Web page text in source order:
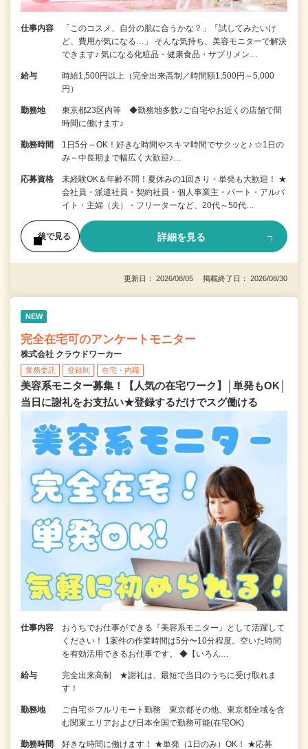
仕事内容
「このコスメ、自分の肌に合うかな？」「試してみたいけ
ど、費用が気になる…」 そんな気持ち、美容モニターで解決
できます♪ 気になる化粧品・健康食品・サプリメン…
給与
時給1,500円以上（完全出来高制／時間額1,500円～5,000
円）
勤務地
東京都23区内等 ◆勤務地多数♪ご自宅やお近くの店舗で間
時間に働けます♪
勤務時間
1日5分～OK！好きな時間やスキマ時間でサクッと♪ ☆1日の
み～中長期まで幅広く大歓迎♪…
応募資格
未経験OK＆年齢不問！夏休みの1回きり・単発も大歓迎！ ★
会社員・派遣社員・契約社員・個人事業主・パート・アルバ
イト・主婦（夫）・フリーターなど、20代～50代…
後で見る 詳細を見る
更新日： 2026/08/05 掲載終了日： 2026/08/30
NEW
完全在宅可のアンケートモニター
株式会社 クラウドワーカー
業務委託 登録制 在宅・内職
美容系モニター募集！【人気の在宅ワーク】│単発もOK│
当日に謝礼をお支払い★登録するだけでスグ働ける
仕事内容
おうちでお仕事ができる『美容系モニター』として活躍して
ください！ 1案件の作業時間は5分〜10分程度。空いた時間
を有効活用できるお仕事です。 ◆【いろん…
給与
完全出来高制 ★謝礼は、最短で当日のうちに受け取れま
す！
勤務地
ご自宅※フルリモート勤務 東京都その他、東京都全域を含
む関東エリアおよび日本全国で勤務可能(在宅OK)
勤務時間 好きな時間に働けます！ ★単発（1日のみ）OK！ ★応募